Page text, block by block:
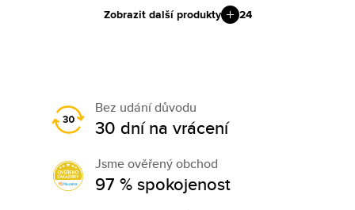
Zobrazit další produkty 24
Bez udání důvodu
30 dní na vrácení
Jsme ověřený obchod
97 % spokojenost